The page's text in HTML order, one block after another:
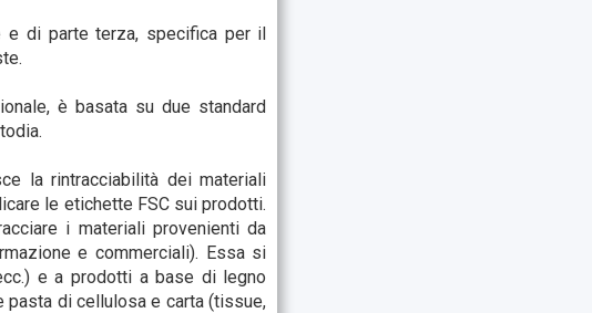
e di parte terza, specifica per il
è basata su due standard
la rintracciabilità dei materiali
le etichette FSC sui prodotti.
i materiali provenienti da
e commerciali). Essa si
e a prodotti a base di legno
pasta di cellulosa e carta (tissue,